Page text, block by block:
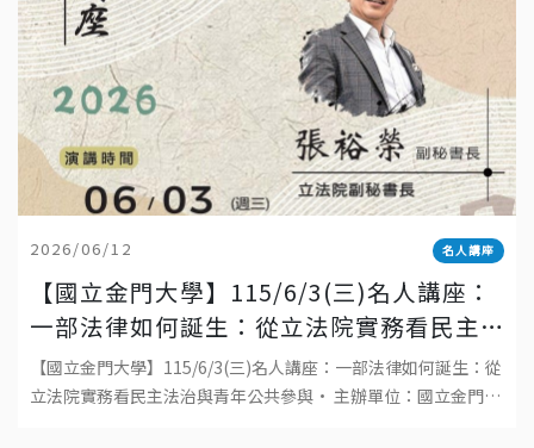
2026/06/12 名人講座
【國立金門大學】115/6/3(三)名人講座：
一部法律如何誕生：從立法院實務看民主
法治與青年公共參與
【國立金門大學】115/6/3(三)名人講座：一部法律如何誕生：從
立法院實務看民主法治與青年公共參與• 主辦單位：國立金門大